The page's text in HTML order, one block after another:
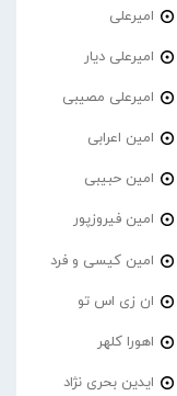
امیرعلی
امیرعلی دیار
امیرعلی مصیبی
امین اعرابی
امین حبیبی
امین فیروزپور
امین کیسی و فرد
ان زی اس تو
اهورا کلهر
ایدین بحری نژاد